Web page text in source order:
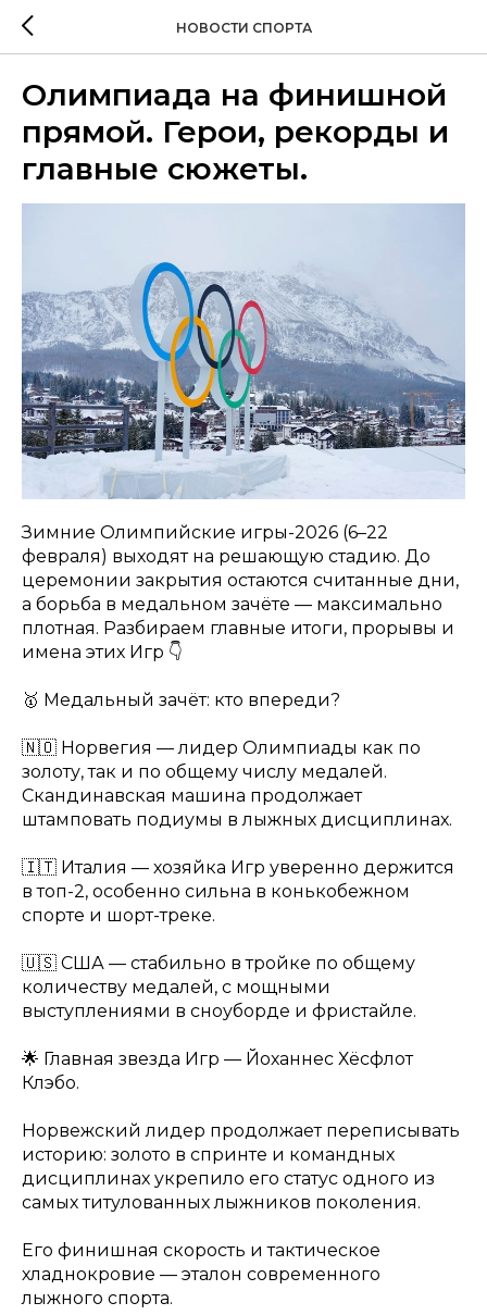
НОВОСТИ СПОРТА
Олимпиада на финишной
прямой. Герои, рекорды и
главные сюжеты.
Зимние Олимпийские игры-2026 (6–22
февраля) выходят на решающую стадию. До
церемонии закрытия остаются считанные дни,
а борьба в медальном зачёте — максимально
плотная. Разбираем главные итоги, прорывы и
имена этих Игр 👇
🥇 Медальный зачёт: кто впереди?
🇳🇴 Норвегия — лидер Олимпиады как по
золоту, так и по общему числу медалей.
Скандинавская машина продолжает
штамповать подиумы в лыжных дисциплинах.
🇮🇹 Италия — хозяйка Игр уверенно держится
в топ-2, особенно сильна в конькобежном
спорте и шорт-треке.
🇺🇸 США — стабильно в тройке по общему
количеству медалей, с мощными
выступлениями в сноуборде и фристайле.
🌟 Главная звезда Игр — Йоханнес Хёсфлот
Клэбо.
Норвежский лидер продолжает переписывать
историю: золото в спринте и командных
дисциплинах укрепило его статус одного из
самых титулованных лыжников поколения.
Его финишная скорость и тактическое
хладнокровие — эталон современного
лыжного спорта.